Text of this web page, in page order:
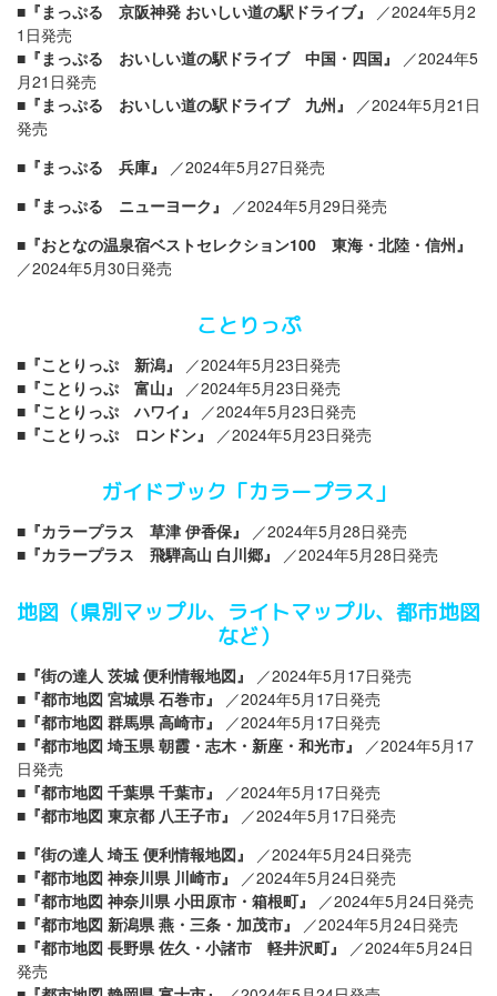
■ 『まっぷる 京阪神発 おいしい道の駅ドライブ』
／2024年5月2
1日発売
■ 『まっぷる おいしい道の駅ドライブ 中国・四国』
／2024年5
月21日発売
■ 『まっぷる おいしい道の駅ドライブ 九州』
／2024年5月21日
発売
■ 『まっぷる 兵庫』
／2024年5月27日発売
■ 『まっぷる ニューヨーク』
／2024年5月29日発売
■ 『おとなの温泉宿ベストセレクション100 東海・北陸・信州』
／2024年5月30日発売
ことりっぷ
■ 『ことりっぷ 新潟』
／2024年5月23日発売
■ 『ことりっぷ 富山』
／2024年5月23日発売
■ 『ことりっぷ ハワイ』
／2024年5月23日発売
■ 『ことりっぷ ロンドン』 ／2024年5月23日発売
ガイドブック「カラープラス」
■ 『カラープラス 草津 伊香保』
／2024年5月28日発売
■ 『カラープラス 飛騨高山 白川郷』 ／2024年5月28日発売
地図（県別マップル、ライトマップル、都市地図
など）
■ 『街の達人 茨城 便利情報地図』
／2024年5月17日発売
■ 『都市地図 宮城県 石巻市』
／2024年5月17日発売
■ 『都市地図 群馬県 高崎市』
／2024年5月17日発売
■ 『都市地図 埼玉県 朝霞・志木・新座・和光市』
／2024年5月17
日発売
■ 『都市地図 千葉県 千葉市』
／2024年5月17日発売
■ 『都市地図 東京都 八王子市』
／2024年5月17日発売
■ 『街の達人 埼玉 便利情報地図』
／2024年5月24日発売
■ 『都市地図 神奈川県 川崎市』
／2024年5月24日発売
■ 『都市地図 神奈川県 小田原市・箱根町』
／2024年5月24日発売
■ 『都市地図 新潟県 燕・三条・加茂市』
／2024年5月24日発売
■ 『都市地図 長野県 佐久・小諸市 軽井沢町』
／2024年5月24日
発売